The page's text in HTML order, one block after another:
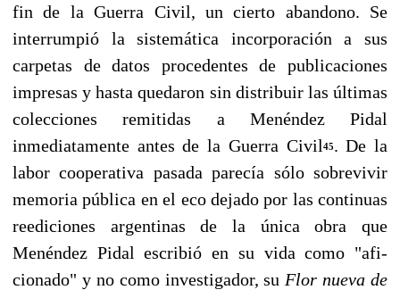
fin de la Guerra Civil, un cierto abandono. Se
interrumpió la sistemática incorporación a sus
carpetas de datos procedentes de publicaciones
impresas y hasta quedaron sin distribuir las últimas
colecciones remitidas a Menéndez Pidal
inmediatamente antes de la Guerra Civil45. De la
labor cooperativa pasada parecía sólo sobrevivir
memoria pública en el eco dejado por las con­tinuas
reediciones argentinas de la única obra que
Menéndez Pidal escribió en su vida como "afi­
cionado" y no como investigador, su Flor nueva de